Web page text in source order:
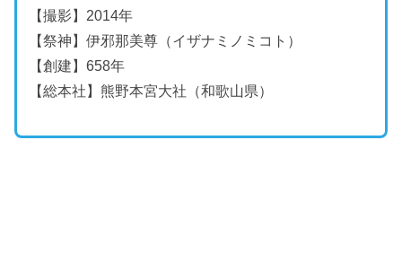
【撮影】2014年
【祭神】 伊邪那美尊（イザナミノミコト）
【創建】658年
【総本社】熊野本宮大社（和歌山県）